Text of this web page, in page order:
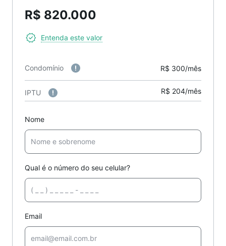
R$ 820.000
Entenda este valor
Condomínio R$ 300/mês
IPTU R$ 204/mês
Nome
Qual é o número do seu celular?
Email